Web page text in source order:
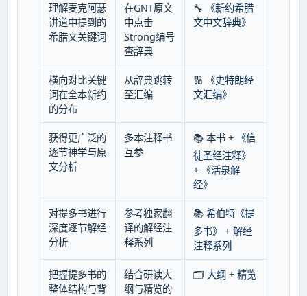
理解麦克阿瑟
讲道中提到的
希腊文关键词
在GNT原文
中点击
Strong编号
查辞典
🔧
《新约希腊
文中文辞典》
横向对比关键
词在全本新约
的分布
从辞典跳转
至汇编
🔢
《史特朗经
文汇编》
获得更广泛的
逐节神学与原
文分析
多本注释书
互参
📚 本书 + 《信
徒圣经注释》
+ 《活泉解
经》
对提多书进行
深度逐节解经
分析
参考独家翻
译的解经注
释系列
📚 希伯特《提
多书》 + 解经
注释系列
把握提多书的
整体结构与背
结合研读大
纲与精览的
🗂️ 大纲 + 精览